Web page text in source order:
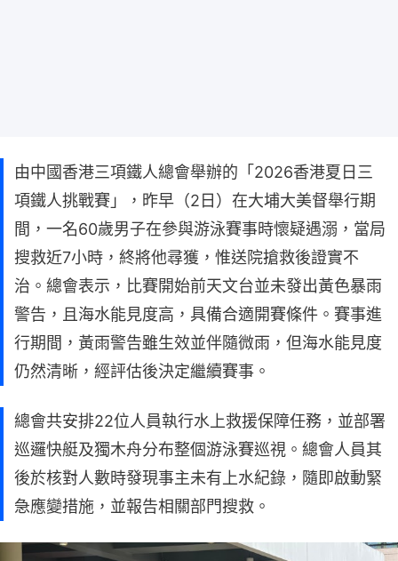
由中國香港三項鐵人總會舉辦的「2026香港夏日三
項鐵人挑戰賽」，昨早（2日）在大埔大美督舉行期
間，一名60歲男子在參與游泳賽事時懷疑遇溺，當局
搜救近7小時，終將他尋獲，惟送院搶救後證實不
治。總會表示，比賽開始前天文台並未發出黃色暴雨
警告，且海水能見度高，具備合適開賽條件。賽事進
行期間，黃雨警告雖生效並伴隨微雨，但海水能見度
仍然清晰，經評估後決定繼續賽事。
總會共安排22位人員執行水上救援保障任務，並部署
巡邏快艇及獨木舟分布整個游泳賽巡視。總會人員其
後於核對人數時發現事主未有上水紀錄，隨即啟動緊
急應變措施，並報告相關部門搜救。